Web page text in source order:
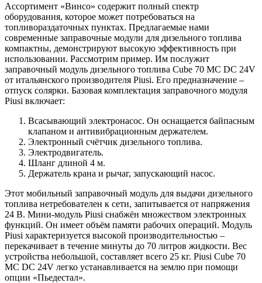
Ассортимент «Винсо» содержит полный спектр
оборудования, которое может потребоваться на
топливораздаточных пунктах. Предлагаемые нами
современные заправочные модули для дизельного топлива
компактны, демонстрируют высокую эффективность при
использовании. Рассмотрим пример. Им послужит
заправочный модуль дизельного топлива Cube 70 MC DC 24V
от итальянского производителя Piusi. Его предназначение –
отпуск солярки. Базовая комплектация заправочного модуля
Piusi включает:
Всасывающий электронасос. Он оснащается байпасным
клапаном и антивибрационным держателем.
Электронный счётчик дизельного топлива.
Электродвигатель.
Шланг длиной 4 м.
Держатель крана и рычаг, запускающий насос.
Этот мобильный заправочный модуль для выдачи дизельного
топлива нетребователен к сети, запитывается от напряжения
24 В. Мини-модуль Piusi снабжён множеством электронных
функций. Он имеет объём памяти рабочих операций. Модуль
Piusi характеризуется высокой производительностью –
перекачивает в течение минуты до 70 литров жидкости. Вес
устройства небольшой, составляет всего 25 кг. Piusi Cube 70
MC DC 24V легко устанавливается на землю при помощи
опции «Пьедестал».